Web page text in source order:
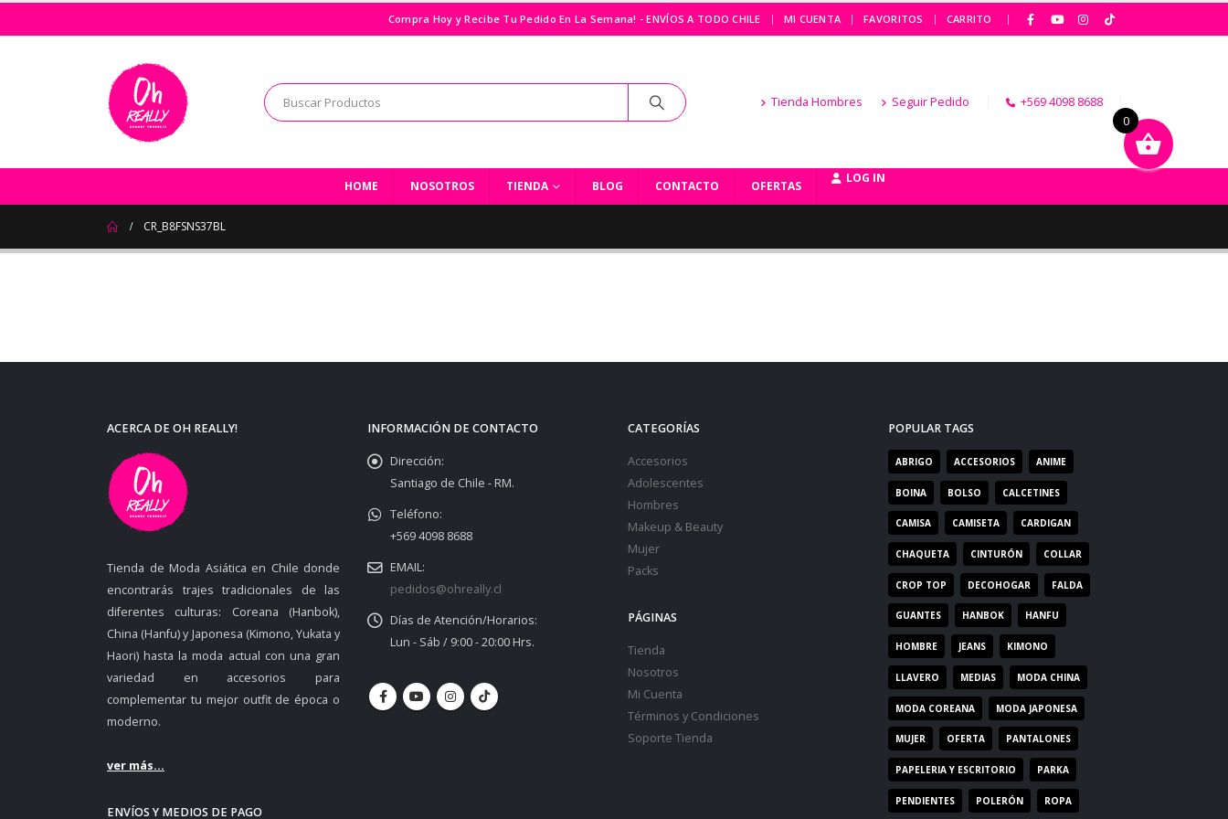
Compra Hoy y Recibe Tu Pedido En La Semana! - ENVÍOS A TODO CHILE | MI CUENTA FAVORITOS CARRITO |
Tienda Hombres Seguir Pedido +569 4098 8688
HOME NOSOTROS TIENDA BLOG CONTACTO OFERTAS
LOG IN
CR_B8FSNS37BL
ACERCA DE OH REALLY!
Tienda de Moda Asiática en Chile donde
encontrarás trajes tradicionales de las
diferentes culturas: Coreana (Hanbok),
China (Hanfu) y Japonesa (Kimono, Yukata y
Haori) hasta la moda actual con una gran
variedad en accesorios para
complementar tu mejor outfit de época o
moderno.
ver más...
ENVÍOS Y MEDIOS DE PAGO
INFORMACIÓN DE CONTACTO
Dirección:
Santiago de Chile - RM.
Teléfono:
+569 4098 8688
EMAIL:
pedidos@ohreally.cl
Días de Atención/Horarios:
Lun - Sáb / 9:00 - 20:00 Hrs.
CATEGORÍAS
Accesorios
Adolescentes
Hombres
Makeup & Beauty
Mujer
Packs
PÁGINAS
Tienda
Nosotros
Mi Cuenta
Términos y Condiciones
Soporte Tienda
POPULAR TAGS
ABRIGO ACCESORIOS ANIME
BOINA BOLSO CALCETINES
CAMISA CAMISETA CARDIGAN
CHAQUETA CINTURÓN COLLAR
CROP TOP DECOHOGAR FALDA
GUANTES HANBOK HANFU
HOMBRE JEANS KIMONO
LLAVERO MEDIAS MODA CHINA
MODA COREANA MODA JAPONESA
MUJER OFERTA PANTALONES
PAPELERIA Y ESCRITORIO PARKA
PENDIENTES POLERÓN ROPA
0